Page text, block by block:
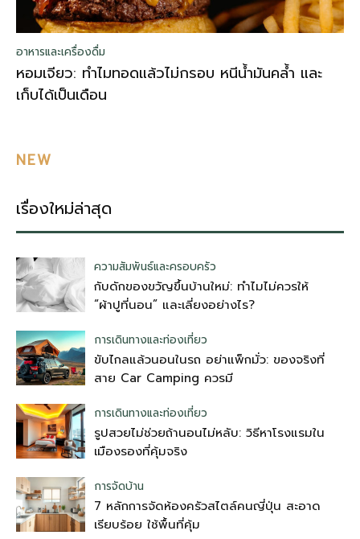
อาหารและเครื่องดื่ม
หอมเจียว: ทำไมทอดแล้วไม่กรอบ หนีน้ำมันคล้ำ และ
เก็บได้เป็นเดือน
NEW
เรื่องใหม่ล่าสุด
ความสัมพันธ์และครอบครัว
กับดักของขวัญขึ้นบ้านใหม่: ทำไมไม่ควรให้
“ผ้าปูที่นอน” และเลี่ยงอย่างไร?
การเดินทางและท่องเที่ยว
ขับไกลแล้วนอนในรถ อย่าแพ็กมั่ว: ของจริงที่
สาย Car Camping ควรมี
การเดินทางและท่องเที่ยว
รูปสวยไม่ช่วยถ้านอนไม่หลับ: วิธีหาโรงแรมใน
เมืองรองที่คุ้มจริง
การจัดบ้าน
7 หลักการจัดห้องครัวสไตล์คนญี่ปุ่น สะอาด
เรียบร้อย ใช้พื้นที่คุ้ม